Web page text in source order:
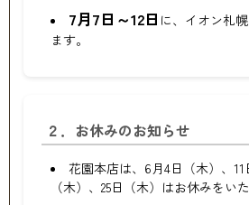
7月7日～12日 に、イオン札
ます。
２．お休みのお知らせ
花園本店は、6月4日（木）、11
（木）、25日（木）はお休みをい